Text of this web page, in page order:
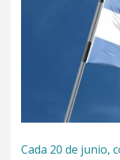
Cada 20 de junio,